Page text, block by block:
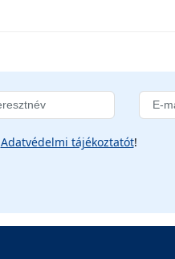
Adatvédelmi tájékoztatót!